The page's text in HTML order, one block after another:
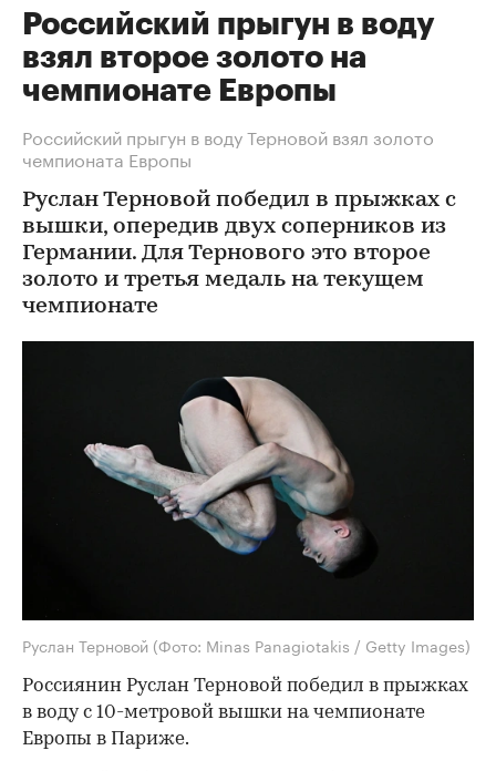
Российский прыгун в воду
взял второе золото на
чемпионате Европы
Российский прыгун в воду Терновой взял золото
чемпионата Европы
Руслан Терновой победил в прыжках с
вышки, опередив двух соперников из
Германии. Для Тернового это второе
золото и третья медаль на текущем
чемпионате
Руслан Терновой (Фото: Minas Panagiotakis / Getty Images)
Россиянин Руслан Терновой победил в прыжках
в воду с 10-метровой вышки на чемпионате
Европы в Париже.